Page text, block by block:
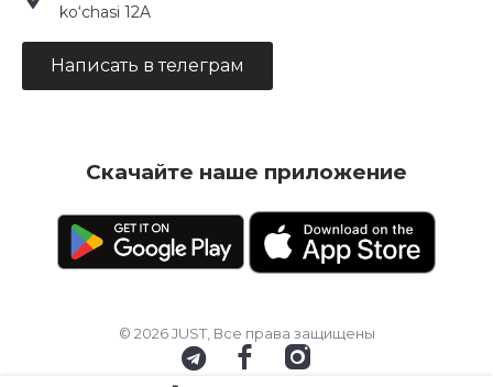
ko‘chasi 12A
Написать в телеграм
Скачайте наше приложение
© 2026 JUST, Все права защищены